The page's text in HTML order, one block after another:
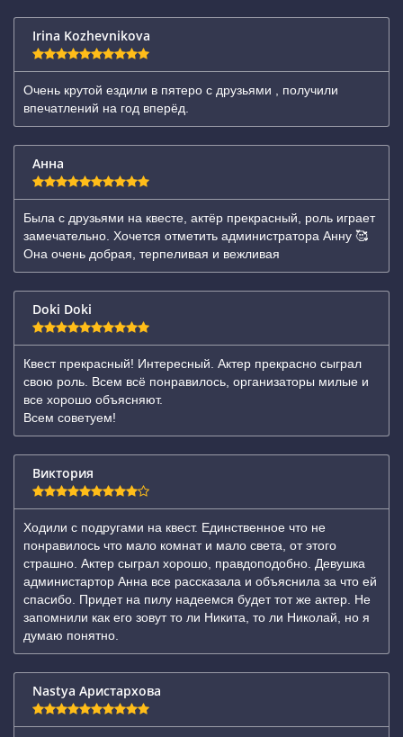
Irina Kozhevnikova
Очень крутой ездили в пятеро с друзьями , получили
впечатлений на год вперёд.
Анна
Была с друзьями на квесте, актёр прекрасный, роль играет
замечательно. Хочется отметить администратора Анну 🥰
Она очень добрая, терпеливая и вежливая
Doki Doki
Квест прекрасный! Интересный. Актер прекрасно сыграл
свою роль. Всем всё понравилось, организаторы милые и
все хорошо объясняют.
Всем советуем!
Виктория
Ходили с подругами на квест. Единственное что не
понравилось что мало комнат и мало света, от этого
страшно. Актер сыграл хорошо, правдоподобно. Девушка
администартор Анна все рассказала и объяснила за что ей
спасибо. Придет на пилу надеемся будет тот же актер. Не
запомнили как его зовут то ли Никита, то ли Николай, но я
думаю понятно.
Nastya Аристархова